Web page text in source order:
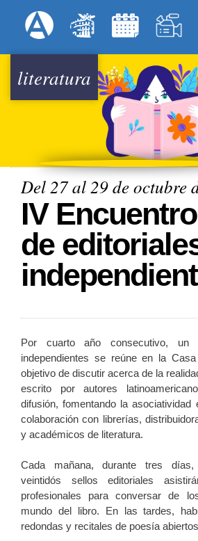
al
principal
Menú Superior
literatura
Del 27 al 29 de octubre
IV
de
Por cuarto año consecutivo, un
independientes se reúne en la
objetivo de discutir acerca de la
escrito por autores
difusión, fomentando la asociatividad
colaboración con librerías,
y académicos de literatura.
Cada mañana, durante tres días,
veintidós sellos editoriales
profesionales para conversar de
mundo del libro. En las tardes,
redondas y recitales de poesía